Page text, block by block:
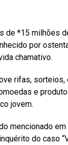
de *15 milhões
por
chamativo.
rifas, sorteios,
e
jovem.
mencionado
do caso